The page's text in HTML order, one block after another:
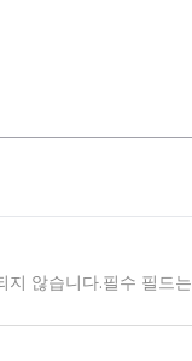
지 않습니다.필수 필드는